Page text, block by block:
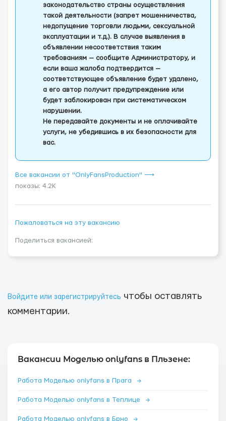
законодательство страны осуществления
такой деятельности (запрет мошенничества,
недопущение торговли людьми, сексуальной
эксплуатации и т.д.). В случае выявления в
объявлении несоответствия таким
требованиям — сообщите Администратору, и
если ваша жалоба подтвердится —
соответствующее объявление будет удалено,
а его автор получит предупреждение или
будет заблокирован при систематическом
нарушении.
Не передавайте документы и не оплачивайте
услуги, не убедившись в их безопасности для
вас.
Все вакансии от "OnlyFansProduction" ⟶
показы: 4.2K
Пожаловаться на эту вакансию
Поделиться вакансией:
Войдите или зарегистрируйтесь чтобы оставлять
комментарии.
Вакансии Моделью onlyfans в Пльзене:
Работа Моделью onlyfans в Прага →
Работа Моделью onlyfans в Теплице →
Работа Моделью onlyfans в Брно →